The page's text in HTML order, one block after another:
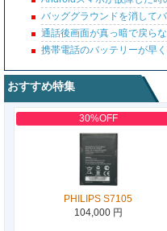
バッググラウンドを消して
通話後画面が真っ暗で戻ら
携帯電話のバッテリーが早
おすすめ特集
30%OFF
PHILIPS S7105
104,000 円